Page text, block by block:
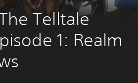
Telltale
1: Realm